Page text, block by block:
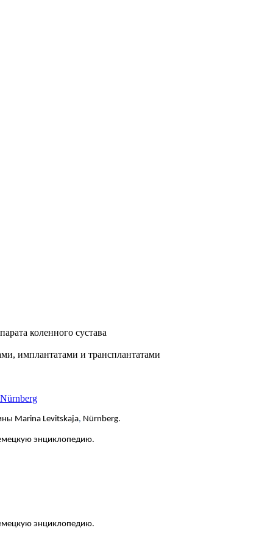
коленного сустава
имплантатами и трансплантатами
Marina Levitskaja, Nürnberg.
энциклопедию.
энциклопедию.